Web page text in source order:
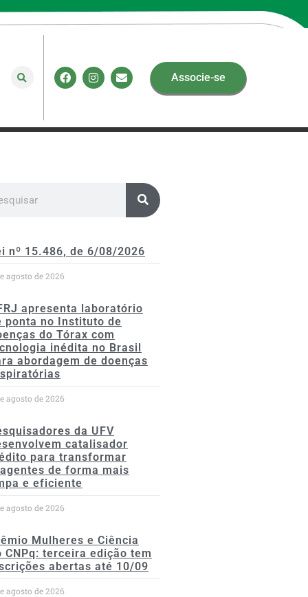
Associe-se
nº 15.486, de 6/08/2026
agosto de 2026
apresenta laboratório
ponta no Instituto de
do Tórax com
inédita no Brasil
abordagem de doenças
agosto de 2026
da UFV
catalisador
para transformar
de forma mais
e eficiente
agosto de 2026
Mulheres e Ciência
CNPq: terceira edição tem
abertas até 10/09
agosto de 2026